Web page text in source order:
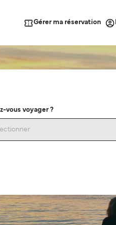
Gérer ma réservation
vous voyager ?